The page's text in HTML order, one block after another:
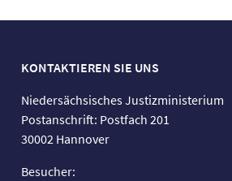
KONTAKTIEREN SIE UNS
Niedersächsisches Justizministerium
Postanschrift: Postfach 201
30002 Hannover
Besucher: